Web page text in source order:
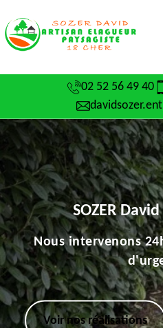
02 52 56 49 40
SOZER
Nous intervenons
Voir nos réalisations